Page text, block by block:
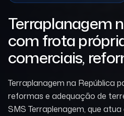
Terraplanagem
com frota
comerciais,
Terraplanagem na República
reformas e adequação de
SMS Terraplenagem, que